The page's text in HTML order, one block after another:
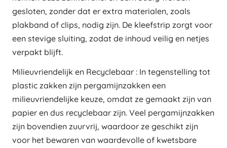
gesloten, zonder dat er extra materialen, zoals
plakband of clips, nodig zijn. De kleefstrip zorgt voor
een stevige sluiting, zodat de inhoud veilig en netjes
verpakt blijft.
Milieuvriendelijk en Recyclebaar : In tegenstelling tot
plastic zakken zijn pergamijnzakken een
milieuvriendelijke keuze, omdat ze gemaakt zijn van
papier en dus recyclebaar zijn. Veel pergamijnzakken
zijn bovendien zuurvrij, waardoor ze geschikt zijn
voor het bewaren van waardevolle of kwetsbare